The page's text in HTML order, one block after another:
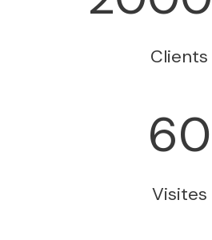
Clients
60
Visites